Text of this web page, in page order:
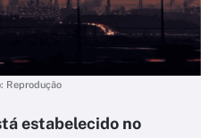
Reprodução
estabelecido no